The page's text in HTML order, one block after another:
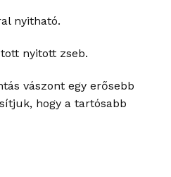
nyitható.
nyitott zseb.
vászont egy erősebb
hogy a tartósabb